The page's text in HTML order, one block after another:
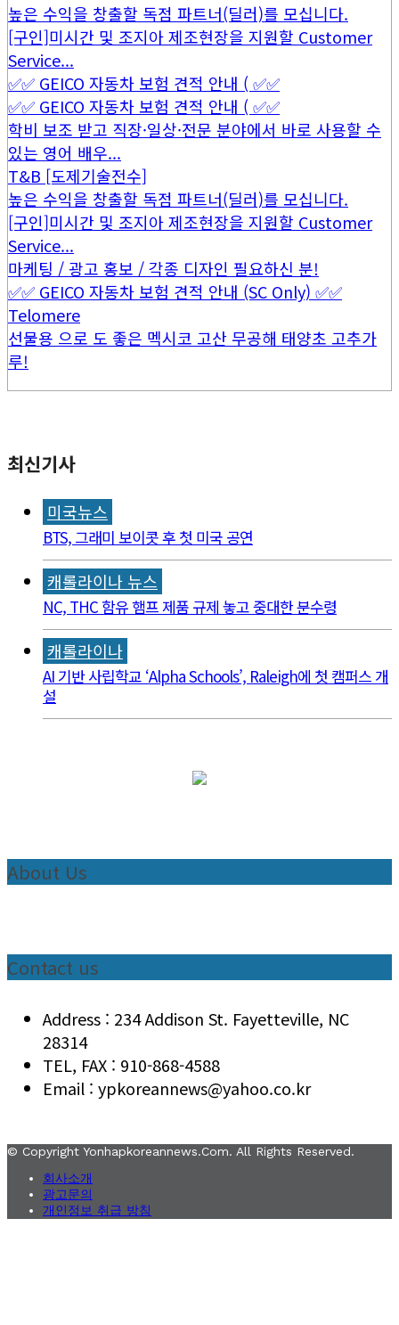
높은 수익을 창출할 독점 파트너(딜러)를 모십니다.
[구인]미시간 및 조지아 제조현장을 지원할 Customer
Service...
✅✅ GEICO 자동차 보험 견적 안내 ( ✅✅
✅✅ GEICO 자동차 보험 견적 안내 ( ✅✅
학비 보조 받고 직장·일상·전문 분야에서 바로 사용할 수
있는 영어 배우...
T&B [도제기술전수]
높은 수익을 창출할 독점 파트너(딜러)를 모십니다.
[구인]미시간 및 조지아 제조현장을 지원할 Customer
Service...
마케팅 / 광고 홍보 / 각종 디자인 필요하신 분!
✅✅ GEICO 자동차 보험 견적 안내 (SC Only) ✅✅
Telomere
선물용 으로 도 좋은 멕시코 고산 무공해 태양초 고추가
루!
최신기사
미국뉴스
BTS, 그래미 보이콧 후 첫 미국 공연
캐롤라이나 뉴스
NC, THC 함유 햄프 제품 규제 놓고 중대한 분수령
캐롤라이나
AI 기반 사립학교 ‘Alpha Schools’, Raleigh에 첫 캠퍼스 개
설
About Us
Contact us
Address : 234 Addison St. Fayetteville, NC
28314
TEL, FAX : 910-868-4588
Email : ypkoreannews@yahoo.co.kr
© Copyright Yonhapkoreannews.com. All Rights Reserved.
회사소개
광고문의
개인정보 취급 방침